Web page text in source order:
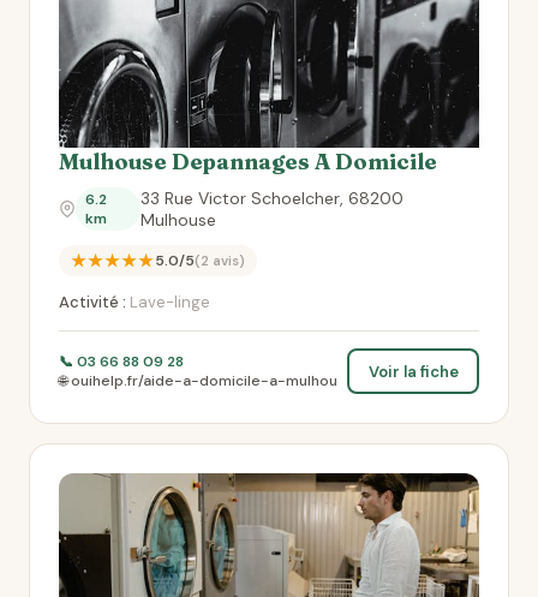
Mulhouse Depannages A Domicile
6.2
km
33 Rue Victor Schoelcher, 68200
Mulhouse
★★★★★5.0/5(2 avis)
Activité : Lave-linge
📞 03 66 88 09 28
🌐 ouihelp.fr/aide-a-domicile-a-mulhou
Voir la fiche